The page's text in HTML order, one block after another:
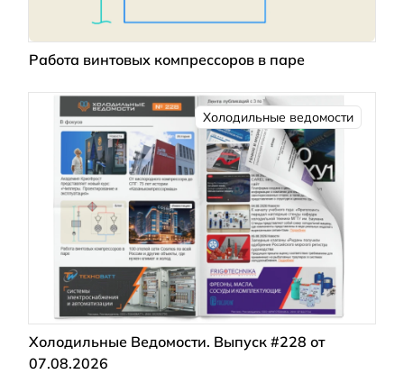
Работа винтовых компрессоров в паре
Холодильные ведомости
Холодильные Ведомости. Выпуск #228 от
07.08.2026